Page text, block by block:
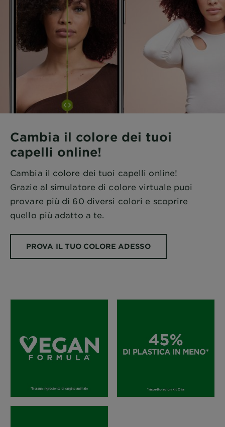
Cambia il colore dei tuoi
capelli online!
Cambia il colore dei tuoi capelli online!
Grazie al simulatore di colore virtuale puoi
provare più di 60 diversi colori e scoprire
quello più adatto a te.
PROVA IL TUO COLORE ADESSO